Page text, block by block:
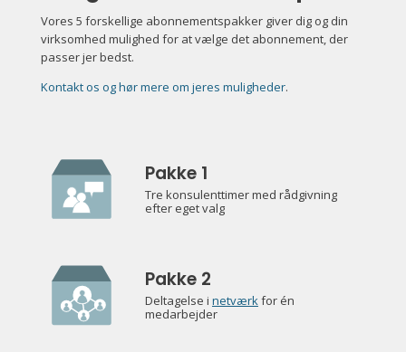
Vores 5 forskellige abonnementspakker giver dig og din
virksomhed mulighed for at vælge det abonnement, der
passer jer bedst.
Kontakt os og hør mere om jeres muligheder.
Pakke 1
Tre konsulenttimer med rådgivning
efter eget valg
Pakke 2
Deltagelse i netværkfor én
medarbejder